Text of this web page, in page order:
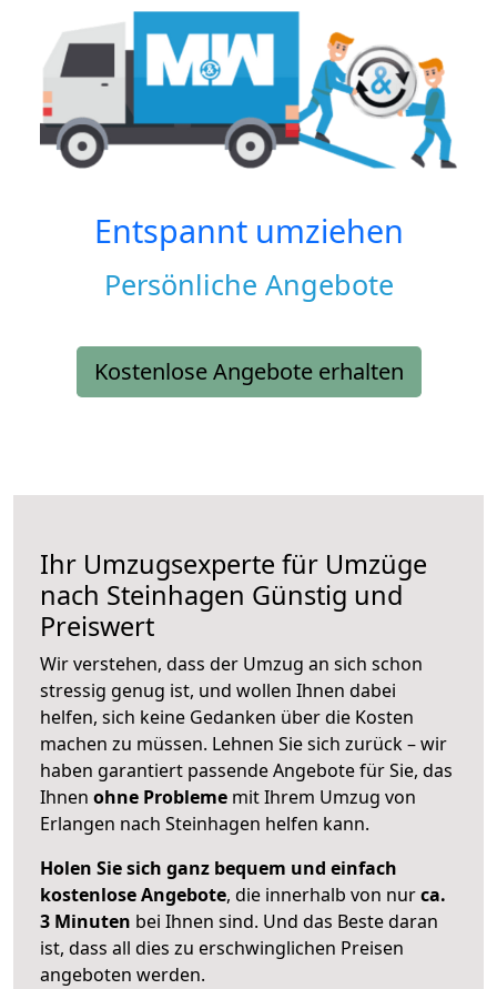
Entspannt umziehen
Persönliche Angebote
Kostenlose Angebote erhalten
Ihr Umzugsexperte für Umzüge
nach Steinhagen Günstig und
Preiswert
Wir verstehen, dass der Umzug an sich schon
stressig genug ist, und wollen Ihnen dabei
helfen, sich keine Gedanken über die Kosten
machen zu müssen. Lehnen Sie sich zurück – wir
haben garantiert passende Angebote für Sie, das
Ihnen ohne Probleme mit Ihrem Umzug von
Erlangen nach Steinhagen helfen kann.
Holen Sie sich ganz bequem und einfach
kostenlose Angebote, die innerhalb von nurca.
3 Minuten bei Ihnen sind. Und das Beste daran
ist, dass all dies zu erschwinglichen Preisen
angeboten werden.